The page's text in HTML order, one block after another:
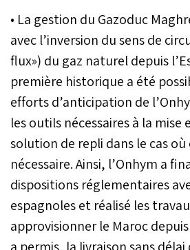
• La gestion du Gazoduc
avec l’inversion du sens de
flux») du gaz naturel depuis
première historique a été
efforts d’anticipation de
les outils nécessaires à la mise
solution de repli dans le cas où
nécessaire. Ainsi, l’Onhym a
dispositions réglementaires
espagnoles et réalisé les
approvisionner le Maroc